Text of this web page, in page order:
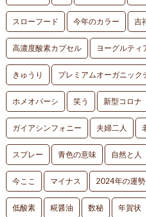
スローフード 今年のカラー 吉
高濃度酸素カプセル ヨーグルティ
きゅうり プレミアムオーガニック
ホメオパーシ 笑う 新型コロナ
ガイアシンフォニー 夫婦二人
スプレー 青色の意味 自然と人
今ここ マイナス 2024年の運勢
低酸素 糀醤油 数秘 年賀状